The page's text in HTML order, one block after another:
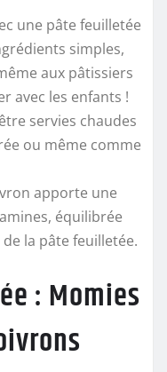
une pâte feuilletée
simples,
aux pâtissiers
avec les enfants !
servies chaudes
ou même comme
apporte une
équilibrée
la pâte feuilletée.
: Momies